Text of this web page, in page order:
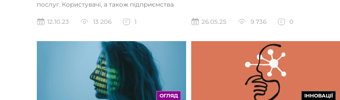
послуг. Користувачі, а також підприємства
12.10.23
13 206 1 26.05.25 9 736 0
ОГЛЯД ІННОВАЦІЇ